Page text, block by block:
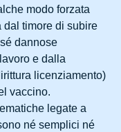
modo forzata
dal timore di subire
dannose
e dalla
licenziamento)
vaccino.
legate a
né semplici né